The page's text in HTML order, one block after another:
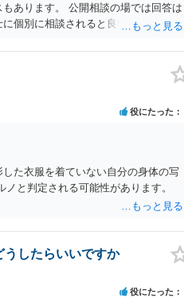
あります。 公開相談の場では回答は
個別に相談されると良いでしょう。
役にたった
た衣服を着ていない自分の身体の写
と判定される可能性があります。
うしたらいいですか
役にたった